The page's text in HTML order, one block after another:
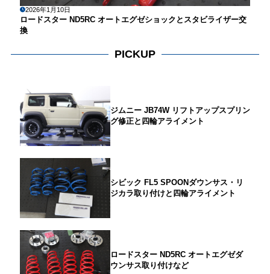
2026年1月10日
ロードスター ND5RC オートエグゼショックとスタビライザー交
換
PICKUP
ジムニー JB74W リフトアップスプリン
グ修正と四輪アライメント
シビック FL5 SPOONダウンサス・リ
ジカラ取り付けと四輪アライメント
ロードスター ND5RC オートエグゼダ
ウンサス取り付けなど